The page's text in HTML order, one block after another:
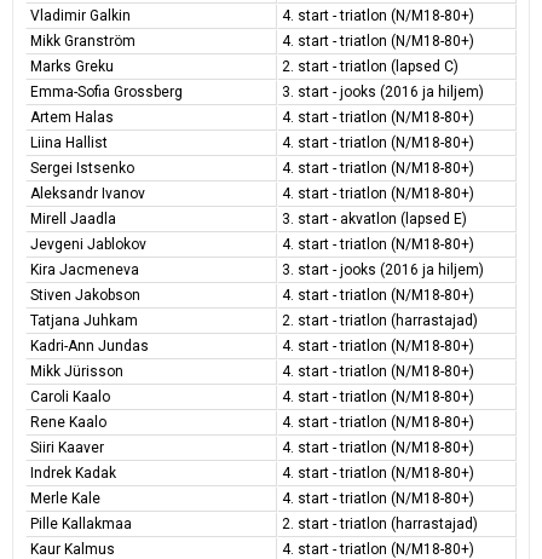
Vladimir Galkin
4. start - triatlon (N/M18-80+)
Mikk Granström
4. start - triatlon (N/M18-80+)
Marks Greku
2. start - triatlon (lapsed C)
Emma-Sofia Grossberg
3. start - jooks (2016 ja hiljem)
Artem Halas
4. start - triatlon (N/M18-80+)
Liina Hallist
4. start - triatlon (N/M18-80+)
Sergei Istsenko
4. start - triatlon (N/M18-80+)
Aleksandr Ivanov
4. start - triatlon (N/M18-80+)
Mirell Jaadla
3. start - akvatlon (lapsed E)
Jevgeni Jablokov
4. start - triatlon (N/M18-80+)
Kira Jacmeneva
3. start - jooks (2016 ja hiljem)
Stiven Jakobson
4. start - triatlon (N/M18-80+)
Tatjana Juhkam
2. start - triatlon (harrastajad)
Kadri-Ann Jundas
4. start - triatlon (N/M18-80+)
Mikk Jürisson
4. start - triatlon (N/M18-80+)
Caroli Kaalo
4. start - triatlon (N/M18-80+)
Rene Kaalo
4. start - triatlon (N/M18-80+)
Siiri Kaaver
4. start - triatlon (N/M18-80+)
Indrek Kadak
4. start - triatlon (N/M18-80+)
Merle Kale
4. start - triatlon (N/M18-80+)
Pille Kallakmaa
2. start - triatlon (harrastajad)
Kaur Kalmus
4. start - triatlon (N/M18-80+)